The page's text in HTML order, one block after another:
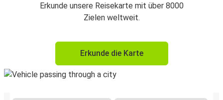
Erkunde unsere Reisekarte mit über 8000
Zielen weltweit.
Erkunde die Karte